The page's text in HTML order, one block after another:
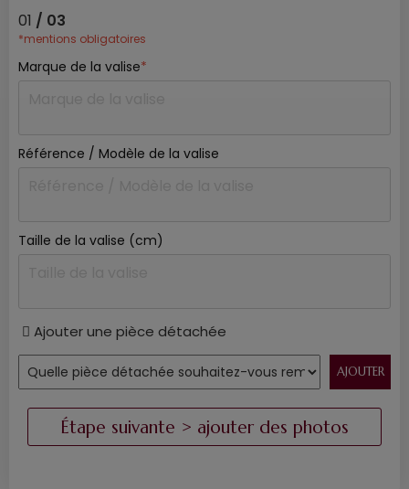
01 / 03
*mentions obligatoires
Marque de la valise*
Référence / Modèle de la valise
Taille de la valise (cm)
Ajouter une pièce détachée